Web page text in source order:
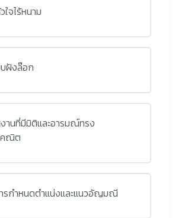
ใจไร้หนาม
ฝังล๊อก
านที่มีมิติและอารมณ์ทรง
คณิต
รกำหนดตำแน่งและแนวอัญมณี